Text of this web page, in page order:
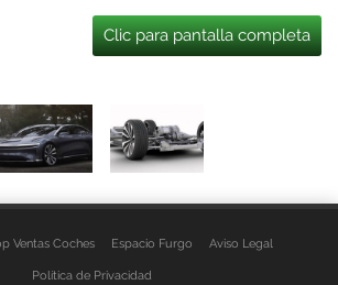
Clic para pantalla completa
Ventas Coches Espacio Furgo Aviso Legal
Política de Privacidad